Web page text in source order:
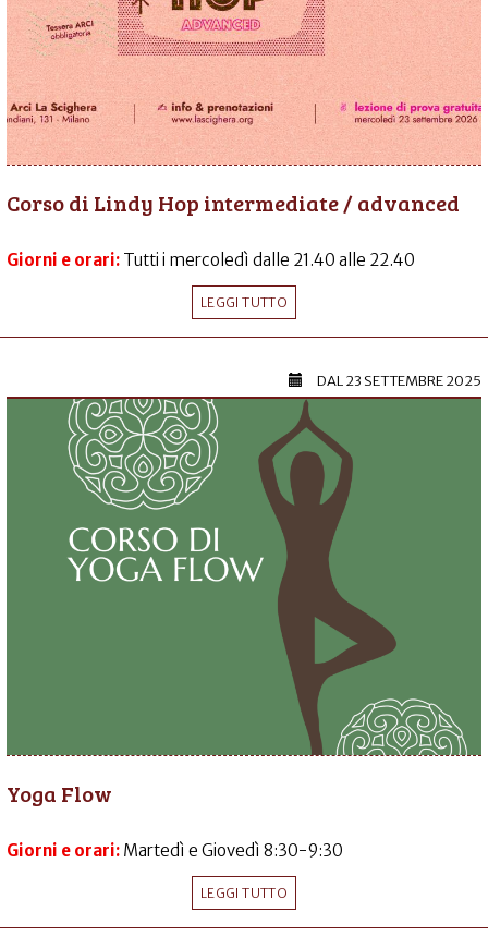
Corso di Lindy Hop intermediate / advanced
Giorni e orari: Tutti i mercoledì dalle 21.40 alle 22.40
LEGGI TUTTO
DAL23 SETTEMBRE 2025
Yoga Flow
Giorni e orari: Martedì e Giovedì 8:30-9:30
LEGGI TUTTO